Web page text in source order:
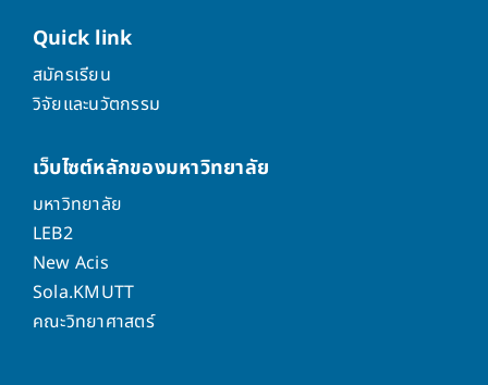
Quick link
สมัครเรียน
วิจัยและนวัตกรรม
เว็บไซต์หลักของมหาวิทยาลัย
มหาวิทยาลัย
LEB2
New Acis
Sola.KMUTT
คณะวิทยาศาสตร์